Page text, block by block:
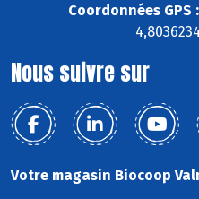
Coordonnées GPS :
Nous suivre sur
Votre magasin Biocoop